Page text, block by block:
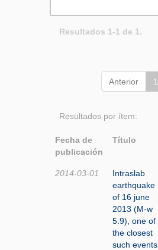
Resultados 1-1 de 1.
Anterior 1
Resultados por ítem:
Fecha de
publicación
Título
2014-03-01
Intraslab
earthquake
of 16 june
2013 (M-w
5.9), one of
the closest
such events